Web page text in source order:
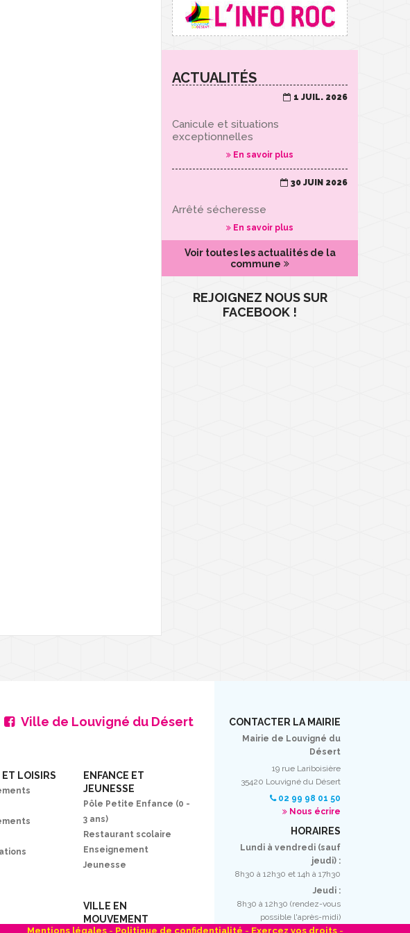
ACTUALITÉS
1 JUIL. 2026
Canicule et situations
exceptionnelles
En savoir plus
30 JUIN 2026
Arrêté sécheresse
En savoir plus
Voir toutes les actualités de la
commune
REJOIGNEZ NOUS SUR
FACEBOOK !
Ville de Louvigné du Désert
LOISIRS
ENFANCE ET
JEUNESSE
Pôle Petite Enfance (0 -
3 ans)
Restaurant scolaire
Enseignement
Jeunesse
VILLE EN
MOUVEMENT
CONTACTER LA MAIRIE
Mairie de Louvigné du
Désert
19 rue Lariboisière
35420 Louvigné du Désert
02 99 98 01 50
Nous écrire
HORAIRES
Lundi à vendredi (sauf
jeudi) :
8h30 à 12h30 et 14h à 17h30
Jeudi :
8h30 à 12h30 (rendez-vous
possible l'après-midi)
Mentions légales - Politique de confidentialité - Exercez vos droits -